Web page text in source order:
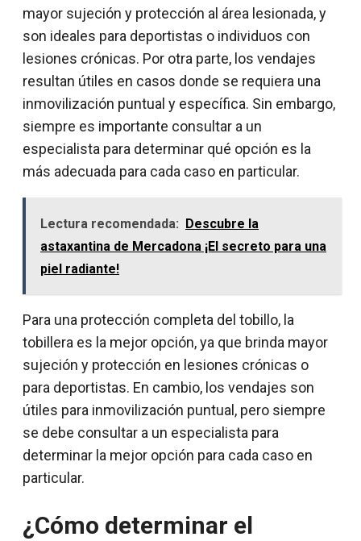
mayor sujeción y protección al área lesionada, y
son ideales para deportistas o individuos con
lesiones crónicas. Por otra parte, los vendajes
resultan útiles en casos donde se requiera una
inmovilización puntual y específica. Sin embargo,
siempre es importante consultar a un
especialista para determinar qué opción es la
más adecuada para cada caso en particular.
Lectura recomendada: Descubre la
astaxantina de Mercadona ¡El secreto para una
piel radiante!
Para una protección completa del tobillo, la
tobillera es la mejor opción, ya que brinda mayor
sujeción y protección en lesiones crónicas o
para deportistas. En cambio, los vendajes son
útiles para inmovilización puntual, pero siempre
se debe consultar a un especialista para
determinar la mejor opción para cada caso en
particular.
¿Cómo determinar el